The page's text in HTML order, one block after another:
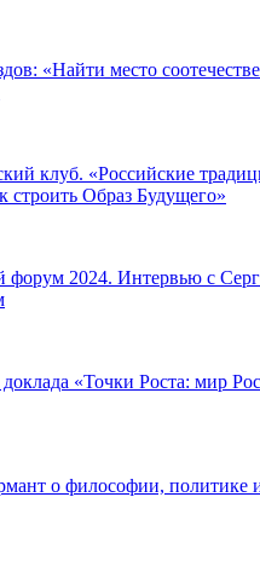
«Найти место
клуб. «Российские
строить Образ Будущего»
форум 2024. Интервью с
«Точки Роста: мир
о философии, политике